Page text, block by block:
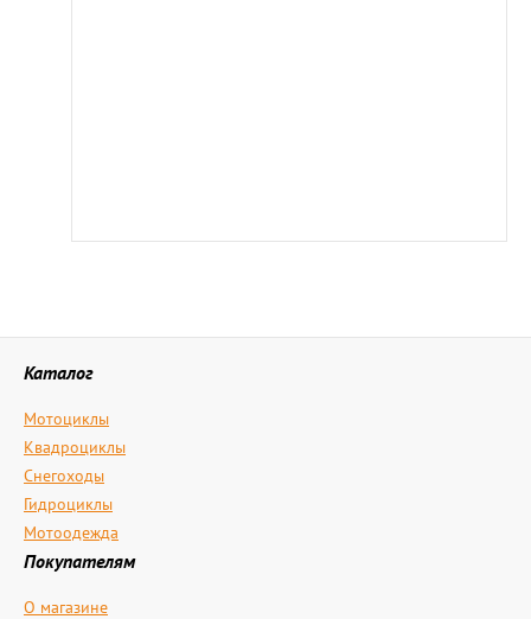
Каталог
Мотоциклы
Квадроциклы
Снегоходы
Гидроциклы
Мотоодежда
Покупателям
О магазине